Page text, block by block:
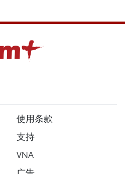
使用条款
支持
VNA